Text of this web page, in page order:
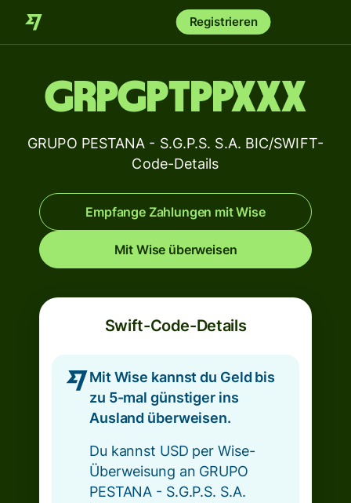
Registrieren
GRPGPTPPXXX
GRUPO PESTANA - S.G.P.S. S.A. BIC/SWIFT-
Code-Details
Empfange Zahlungen mit Wise
Mit Wise überweisen
Swift-Code-Details
Mit Wise kannst du Geld bis
zu 5-mal günstiger ins
Ausland überweisen.
Du kannst USD per Wise-
Überweisung an GRUPO
PESTANA - S.G.P.S. S.A.